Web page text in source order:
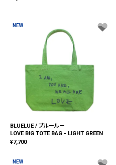
NEW
BLUELUE / ブルールー
LOVE BIG TOTE BAG - LIGHT GREEN
¥7,700
NEW